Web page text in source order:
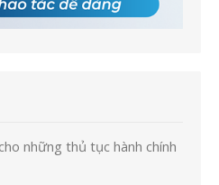
những thủ tục hành chính